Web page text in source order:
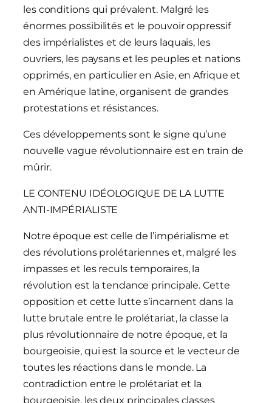
les conditions qui prévalent. Malgré les
énormes possibilités et le pouvoir oppressif
des impérialistes et de leurs laquais, les
ouvriers, les paysans et les peuples et nations
opprimés, en particulier en Asie, en Afrique et
en Amérique latine, organisent de grandes
protestations et résistances.
Ces développements sont le signe qu’une
nouvelle vague révolutionnaire est en train de
mûrir.
LE CONTENU IDÉOLOGIQUE DE LA LUTTE
ANTI-IMPÉRIALISTE
Notre époque est celle de l’impérialisme et
des révolutions prolétariennes et, malgré les
impasses et les reculs temporaires, la
révolution est la tendance principale. Cette
opposition et cette lutte s’incarnent dans la
lutte brutale entre le prolétariat, la classe la
plus révolutionnaire de notre époque, et la
bourgeoisie, qui est la source et le vecteur de
toutes les réactions dans le monde. La
contradiction entre le prolétariat et la
bourgeoisie, les deux principales classes